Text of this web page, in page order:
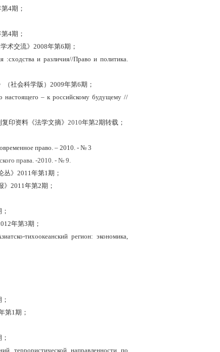
4期；
4期；
术交流》2008年第6期；
:сходства и различия//Право и политика.
社会科学版） 2009年第6期；
настоящего – к российскому будущему //
印资料《法学文摘》 2010年第2期转载；
право. – 2010. - № 3
права. -2010. - № 9.
》 2011年第1期；
2011年第2期；
年第3期；
тихоокеанский регион: экономика,
第1期；
террористической направленности по